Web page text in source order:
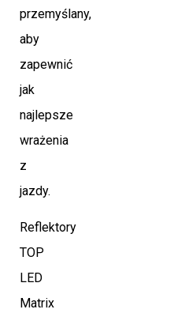
przemyślany,
aby
zapewnić
jak
najlepsze
wrażenia
z
jazdy.
Reflektory
TOP
LED
Matrix